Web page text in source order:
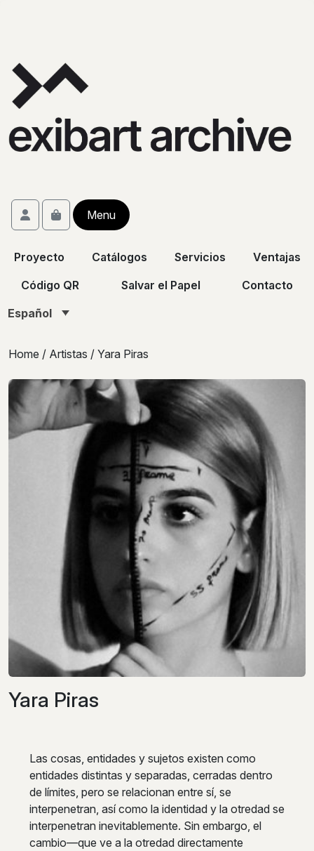
Account
Cart
Menu
Proyecto Catálogos Servicios
Ventajas
Código QR
Salvar el Papel
Contacto
Español
Home / Artistas / Yara Piras
Yara Piras
Las cosas, entidades y sujetos existen como
entidades distintas y separadas, cerradas dentro
de límites, pero se relacionan entre sí, se
interpenetran, así como la identidad y la otredad se
interpenetran inevitablemente. Sin embargo, el
cambio—que ve a la otredad directamente